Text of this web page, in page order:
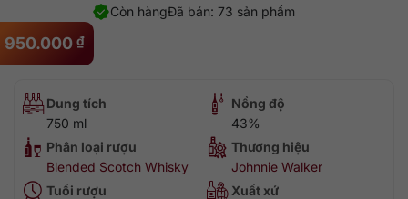
950.000 ₫
Đã bán: 73 sản phẩm
Còn hàng
Dung tích
750 ml
Nồng độ
43%
Phân loại rượu
Blended Scotch Whisky
Thương hiệu
Johnnie Walker
Tuổi rượu
Xuất xứ